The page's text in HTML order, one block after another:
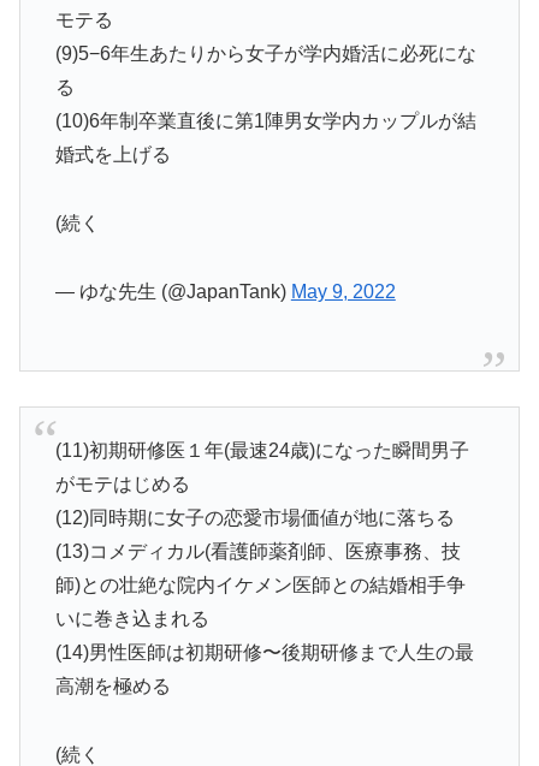
モテる
(9)5−6年生あたりから女子が学内婚活に必死にな
る
(10)6年制卒業直後に第1陣男女学内カップルが結
婚式を上げる
(続く
— ゆな先生 (@JapanTank) May 9, 2022
(11)初期研修医１年(最速24歳)になった瞬間男子
がモテはじめる
(12)同時期に女子の恋愛市場価値が地に落ちる
(13)コメディカル(看護師薬剤師、医療事務、技
師)との壮絶な院内イケメン医師との結婚相手争
いに巻き込まれる
(14)男性医師は初期研修〜後期研修まで人生の最
高潮を極める
(続く